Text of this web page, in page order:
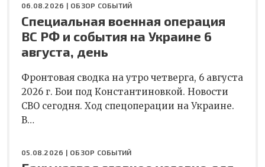
06.08.2026 | ОБЗОР СОБЫТИЙ
Специальная военная операция
ВС РФ и события на Украине 6
августа, день
Фронтовая сводка на утро четверга, 6 августа
2026 г. Бои под Константиновкой. Новости
СВО сегодня. Ход спецоперации на Украине.
В…
05.08.2026 | ОБЗОР СОБЫТИЙ